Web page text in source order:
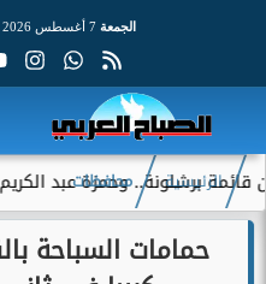
الجمعة 7 أغسطس 2026
الرئيسية محافظات
حمامات السباحة